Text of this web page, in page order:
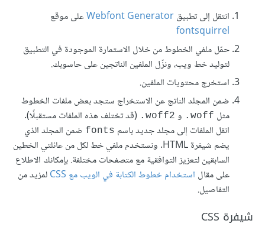
انتقل إلى تطبيقWebfont Generatorعلى موقع
fontsquirrel
حمّل ملفي الخطوط من خلال الاستمارة الموجودة في التطبيق
لتوليد خط ويب، ونزّل الملفين الناتجين على حاسوبك.
استخرج محتويات الملفين.
ضمن المجلد الناتج عن الاستخراج ستجد بعض ملفات الخطوط
مثل woff. و woff2.
(قد تختلف هذه الملفات مستقبلًا).
انقل الملفات إلى مجلد جديد باسم fonts ضمن المجلد الذي
يضم شيفرة HTML. ونستخدم ملفي خط لكل من عائلتي الخطين
السابقين لتعزيز التوافقية مع متصفحات مختلفة. بإمكانك الاطلاع
على مقال استخدام خطوط الكتابة في الويب مع CSS
لمزيد من
التفاصيل.
شيفرة CSS